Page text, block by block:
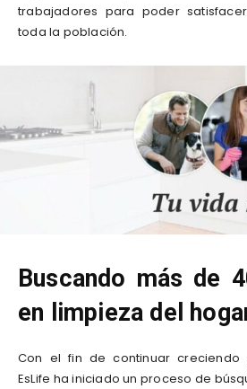
trabajadores para poder
toda la población.
Buscando más de
en limpieza del
Con el fin de continuar creciendo
EsLife ha iniciado un proceso de